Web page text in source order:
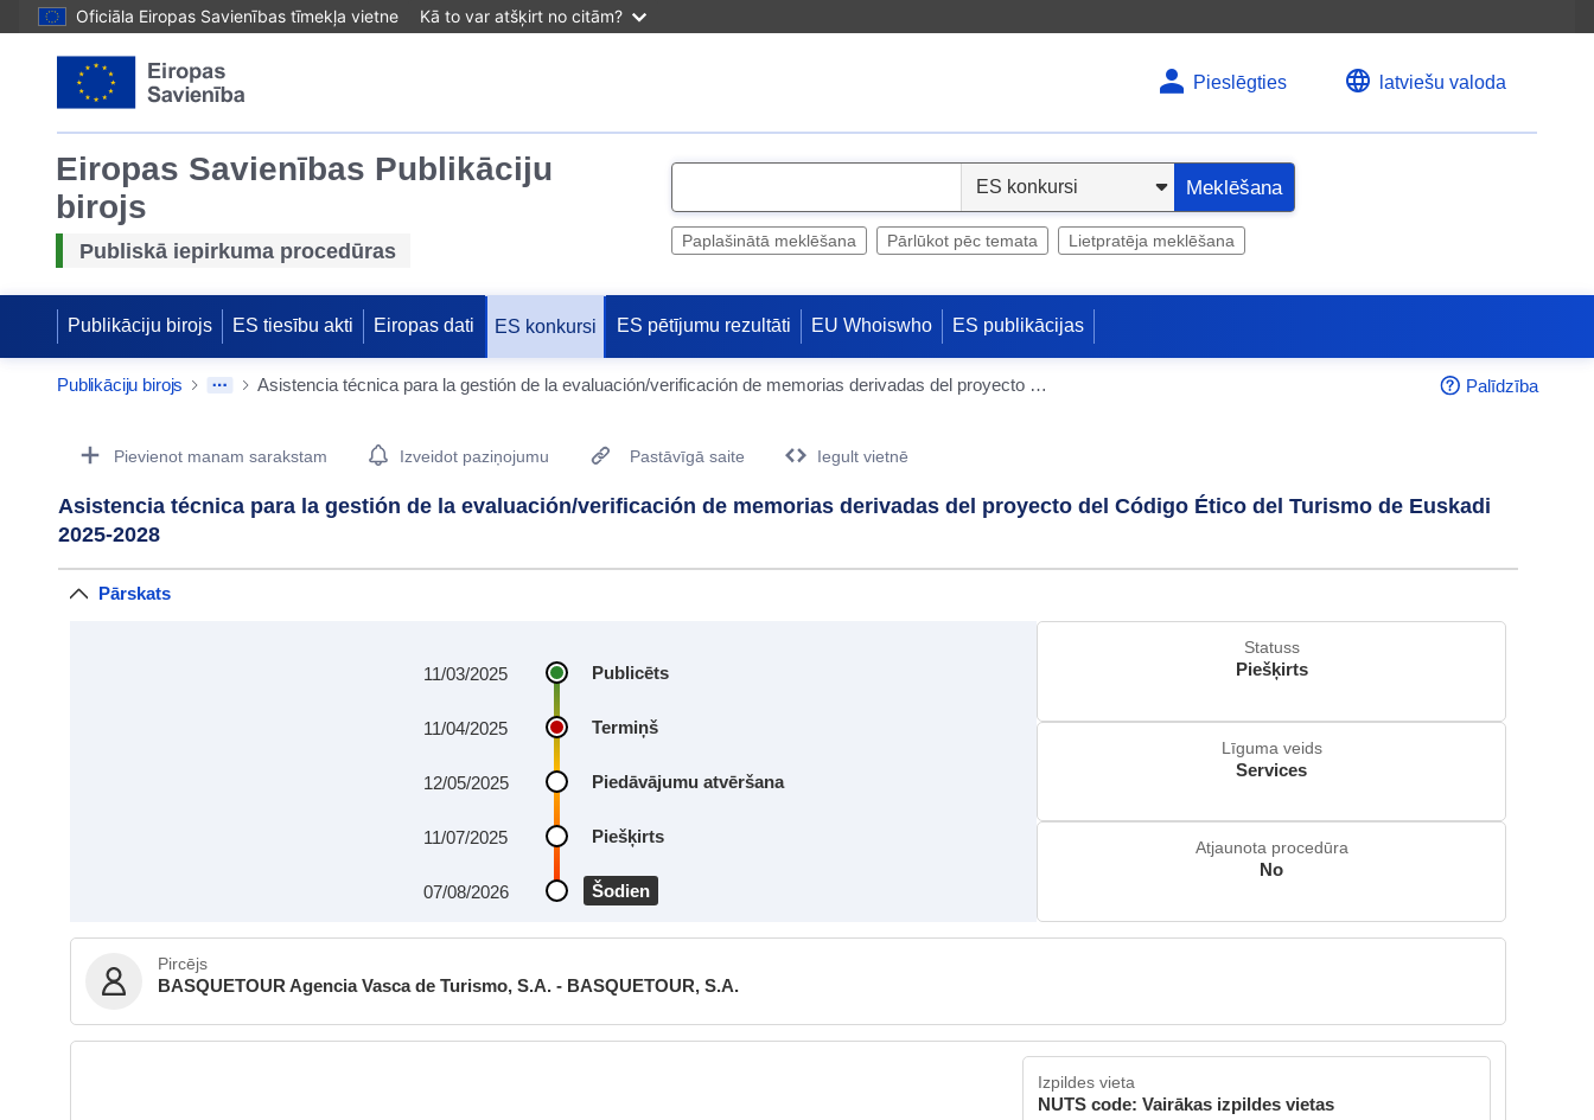
Oficiāla Eiropas Savienības tīmekļa vietne Kā to var atšķirt no citām?
Pieslēgties latviešu valoda
Eiropas Savienības Publikāciju
birojs
Publiskā iepirkuma procedūras
e
c
t
Meklēšana
Paplašinātā meklēšana Pārlūkot pēc temata Lietpratēja meklēšana
Publikāciju birojs ES tiesību akti Eiropas dati ES konkursi ES pētījumu rezultāti EU Whoiswho ES publikācijas
Publikāciju birojs Asistencia técnica para la gestión de la evaluación/verificación de memorias derivadas del proyecto del Código Ético del Turismo de Euskadi 2025-2028 Palīdzība
Procurement Detail Actions Portlet
Pievienot manam sarakstam Izveidot paziņojumu Pastāvīgā saite Iegult vietnē
Asistencia técnica para la gestión de la evaluación/verificación de memorias derivadas del proyecto del Código Ético del Turismo de Euskadi
2025-2028
Pārskats
Publicēts
11/03/2025
Termiņš
11/04/2025
Piedāvājumu atvēršana
12/05/2025
Piešķirts
11/07/2025
Šodien
07/08/2026
Statuss
Piešķirts
Līguma veids
Services
Atjaunota procedūra
No
Pircējs
BASQUETOUR Agencia Vasca de Turismo, S.A. - BASQUETOUR, S.A.
Izpildes vieta
NUTS code: Vairākas izpildes vietas